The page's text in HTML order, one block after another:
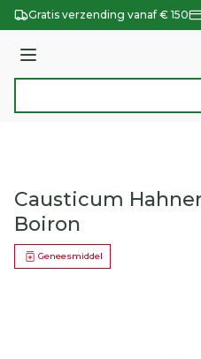
Ga naar de inhoud
Gratis verzending vanaf € 150
Menu
Causticum
Boiron
Geneesmiddel